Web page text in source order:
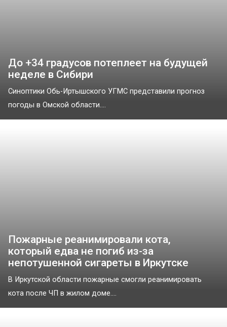
До +34 градусов потеплеет на будущей
неделе в Сибири
Синоптики Обь-Иртышского УГМС представили прогноз
погоды в Омской области....
Пожарные реанимировали кота,
который едва не погиб из-за
непотушенной сигареты в Иркутске
В Иркутской области пожарные смогли реанимировать
кота после ЧП в жилом доме....